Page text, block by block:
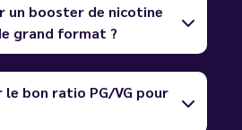
un booster de nicotine
grand format ?
le bon ratio PG/VG pour